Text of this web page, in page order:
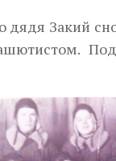
дядя Закий